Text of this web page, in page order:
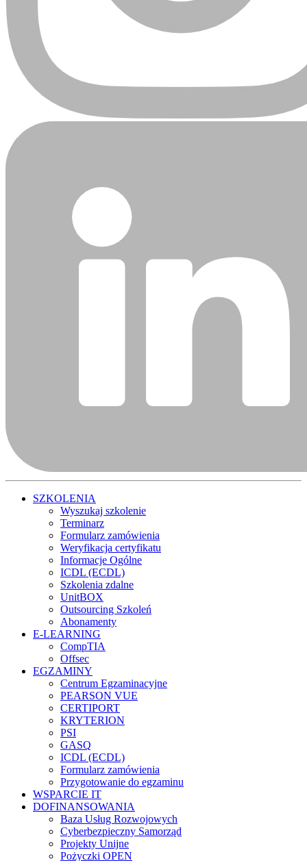
SZKOLENIA
Wyszukaj szkolenie
Terminarz
Formularz zamówienia
Weryfikacja certyfikatu
Informacje Ogólne
ICDL (ECDL)
Szkolenia zdalne
UnitBOX
Outsourcing Szkoleń
Abonamenty
E-LEARNING
CompTIA
Offsec
EGZAMINY
Centrum Egzaminacyjne
PEARSON VUE
CERTIPORT
KRYTERION
PSI
GASQ
ICDL (ECDL)
Formularz zamówienia
Przygotowanie do egzaminu
WSPARCIE IT
DOFINANSOWANIA
Baza Usług Rozwojowych
Cyberbezpieczny Samorząd
Projekty Unijne
Pożyczki OPEN